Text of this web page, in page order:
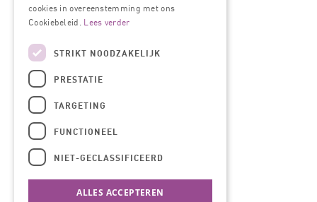
cookies in overeenstemming met ons
Cookiebeleid. Lees verder
STRIKT NOODZAKELIJK
PRESTATIE
TARGETING
FUNCTIONEEL
NIET-GECLASSIFICEERD
ALLES ACCEPTEREN